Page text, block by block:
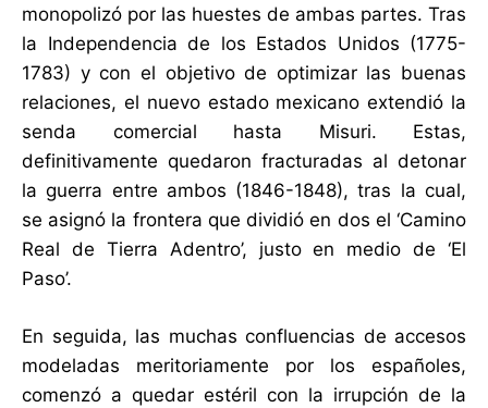
monopolizó por las huestes de ambas partes. Tras
la Independencia de los Estados Unidos (1775-
1783) y con el objetivo de optimizar las buenas
relaciones, el nuevo estado mexicano extendió la
senda comercial hasta Misuri. Estas,
definitivamente quedaron fracturadas al detonar
la guerra entre ambos (1846-1848), tras la cual,
se asignó la frontera que dividió en dos el ‘Camino
Real de Tierra Adentro’, justo en medio de ‘El
Paso’.
En seguida, las muchas confluencias de accesos
modeladas meritoriamente por los españoles,
comenzó a quedar estéril con la irrupción de la